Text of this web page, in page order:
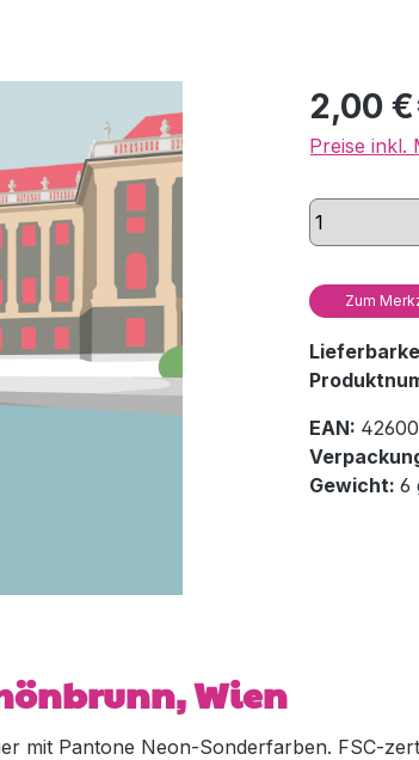
2,00
Preise inkl.
Zum
EAN:
Gewicht: 6
Wien
mit Pantone Neon-Sonderfarben. FSC-